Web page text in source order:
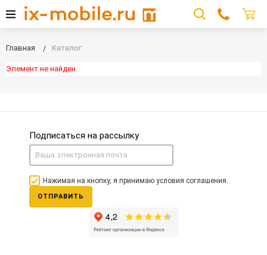
Главная Каталог
Элемент не найден
Подписаться на рассылку
Нажимая на кнопку, я принимаю условия соглашения.
ОТПРАВИТЬ